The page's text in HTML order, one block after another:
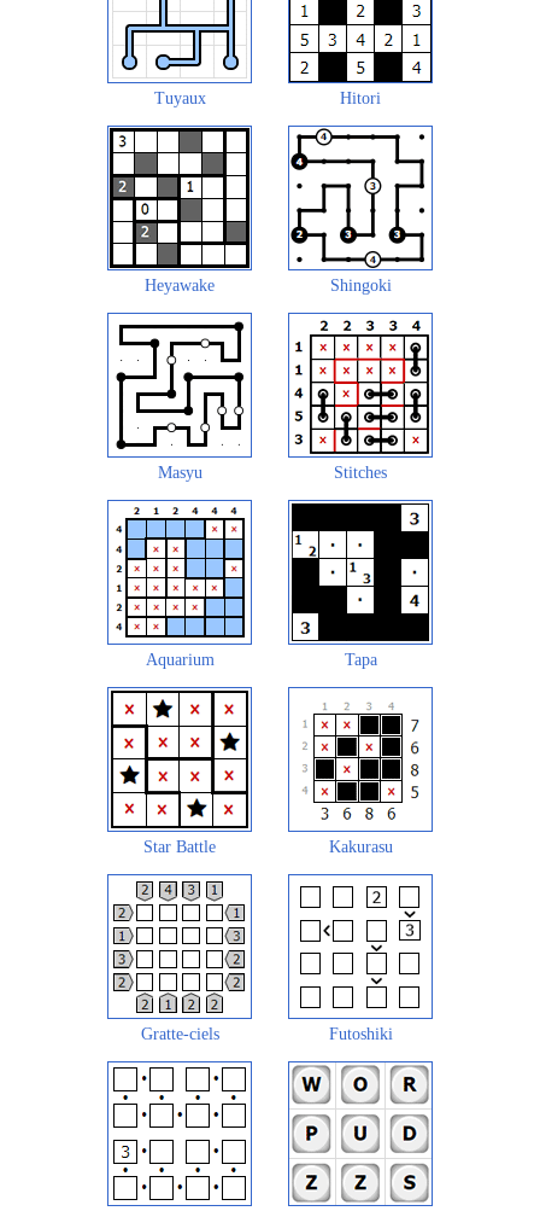
Tuyaux Hitori
Heyawake Shingoki
Masyu Stitches
Aquarium Tapa
Star Battle Kakurasu
Gratte-ciels Futoshiki